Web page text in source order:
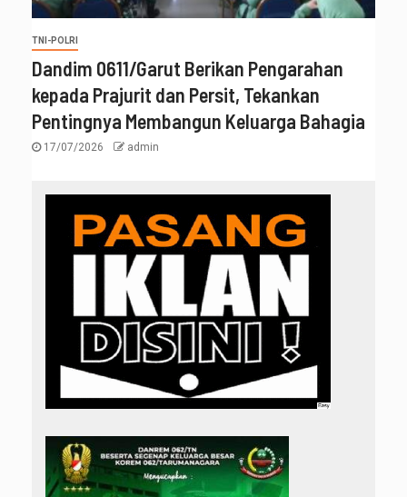
TNI-POLRI
‎Dandim 0611/Garut Berikan Pengarahan
kepada Prajurit dan Persit, Tekankan
Pentingnya Membangun Keluarga Bahagia
17/07/2026 admin